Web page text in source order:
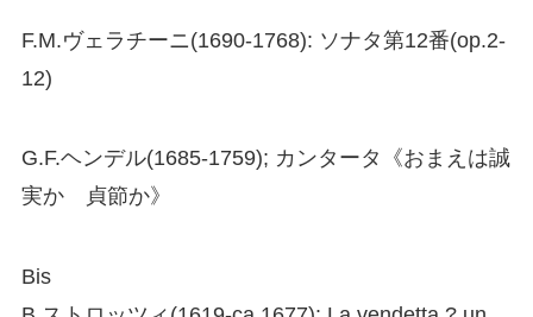
F.M.ヴェラチーニ(1690-1768): ソナタ第12番(op.2-
12)
G.F.ヘンデル(1685-1759); カンタータ《おまえは誠
実か 貞節か》
Bis